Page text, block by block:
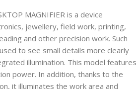
MAGNIFIER is a device
jewellery, field work, printing,
and other precision work. Such
to see small details more clearly
illumination. This model features
power. In addition, thanks to the
it illuminates the work area and